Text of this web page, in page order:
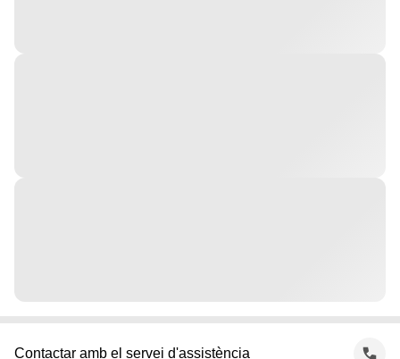
Contactar amb el servei d'assistència